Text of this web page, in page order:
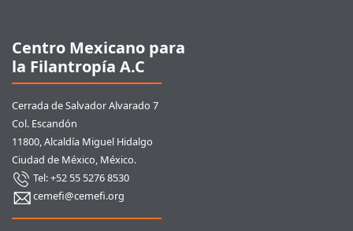
Centro Mexicano para
la Filantropía A.C
Cerrada de Salvador Alvarado 7
Col. Escandón
11800, Alcaldía Miguel Hidalgo
Ciudad de México, México.
Tel: +52 55 5276 8530
cemefi@cemefi.org